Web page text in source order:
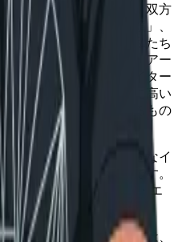
日本とシリコンバレー、双方
す。「敬意」と「信頼」、
」と「高速な実験」。私たち
します。アニメーター、アー
領域を越境するクリエイター
される環境です。互いに高い
けて取り組む価値のあるもの
るからです。
ョンの未来を支える強固なイ
するパートナーたちです。
ガレージ、スクウェア・エ
共感していただける方は、